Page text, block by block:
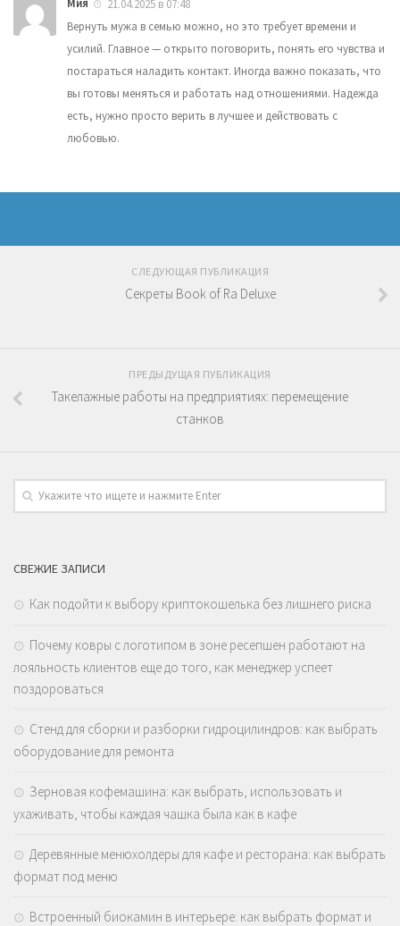
21.04.2025 в 07:48
Вернуть мужа в семью можно, но это требует времени и
усилий. Главное — открыто поговорить, понять его чувства и
постараться наладить контакт. Иногда важно показать, что
вы готовы меняться и работать над отношениями. Надежда
есть, нужно просто верить в лучшее и действовать с
любовью.
СЛЕДУЮЩАЯ ПУБЛИКАЦИЯ
Секреты Book of Ra Deluxe
ПРЕДЫДУЩАЯ ПУБЛИКАЦИЯ
Такелажные работы на предприятиях: перемещение
станков
СВЕЖИЕ ЗАПИСИ
Как подойти к выбору криптокошелька без лишнего риска
Почему ковры с логотипом в зоне ресепшен работают на
лояльность клиентов еще до того, как менеджер успеет
поздороваться
Стенд для сборки и разборки гидроцилиндров: как выбрать
оборудование для ремонта
Зерновая кофемашина: как выбрать, использовать и
ухаживать, чтобы каждая чашка была как в кафе
Деревянные менюхолдеры для кафе и ресторана: как выбрать
формат под меню
Встроенный биокамин в интерьере: как выбрать формат и